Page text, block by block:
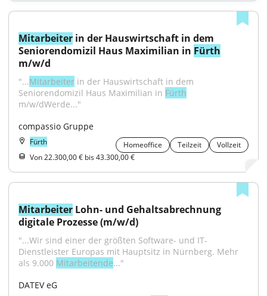
Mitarbeiter in der Hauswirtschaft in dem
Seniorendomizil Haus Maximilian in Fürth
m/w/d
"...Mitarbeiter in der Hauswirtschaft in dem
Seniorendomizil Haus Maximilian in Fürth
m/w/dWerde..."
compassio Gruppe
Fürth Homeoffice Teilzeit
Vollzeit
Von 22.300,00 € bis 43.300,00 €
Mitarbeiter Lohn- und Gehaltsabrechnung
digitale Prozesse (m/w/d)
"...Wir sind einer der größten Software- und IT-
Dienstleister Europas mit Hauptsitz in Nürnberg. Mehr
als 9.000 Mitarbeitende..."
DATEV eG